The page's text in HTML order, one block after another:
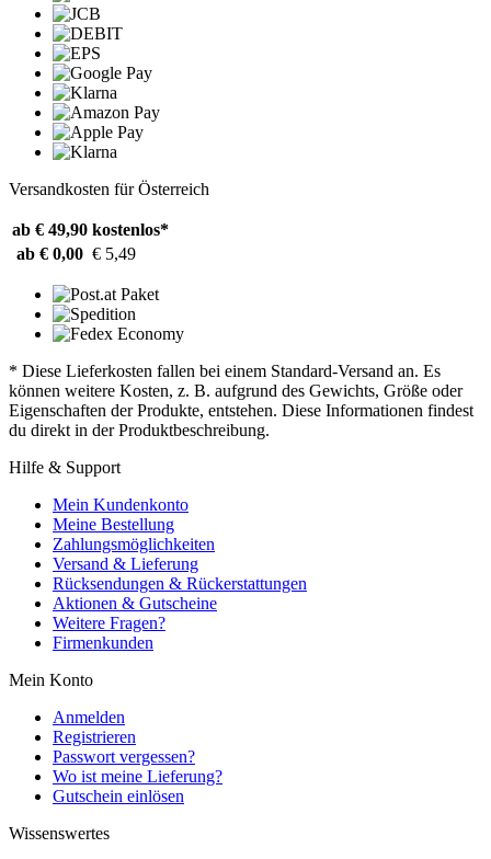
Versandkosten für Österreich
ab € 49,90 kostenlos*
ab € 0,00 € 5,49
* Diese Lieferkosten fallen bei einem Standard-Versand an. Es
können weitere Kosten, z. B. aufgrund des Gewichts, Größe oder
Eigenschaften der Produkte, entstehen. Diese Informationen findest
du direkt in der Produktbeschreibung.
Hilfe & Support
Mein Kundenkonto
Meine Bestellung
Zahlungsmöglichkeiten
Versand & Lieferung
Rücksendungen & Rückerstattungen
Aktionen & Gutscheine
Weitere Fragen?
Firmenkunden
Mein Konto
Anmelden
Registrieren
Passwort vergessen?
Wo ist meine Lieferung?
Gutschein einlösen
Wissenswertes